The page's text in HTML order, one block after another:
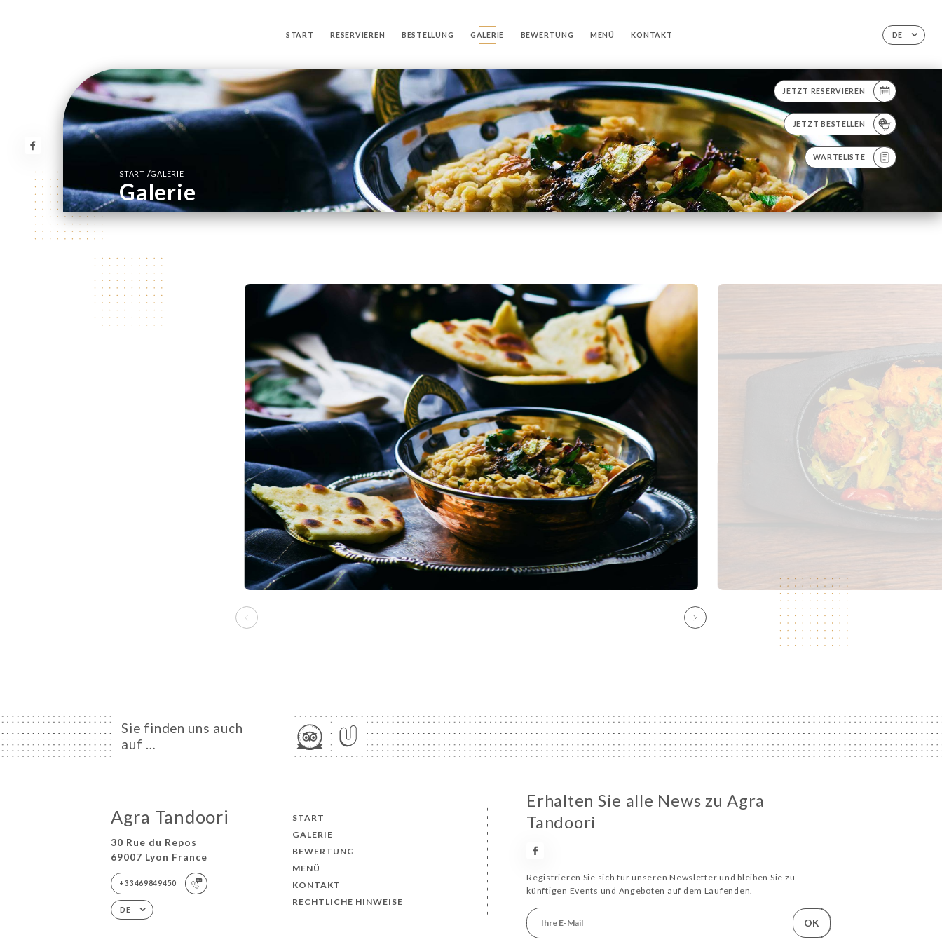
DE
START RESERVIEREN BESTELLUNG GALERIE BEWERTUNG MENÜ KONTAKT
JETZT RESERVIEREN
JETZT BESTELLEN
WARTELISTE
START /GALERIE
Galerie
Sie finden uns auch
auf …
Agra Tandoori
30 Rue du Repos
69007 Lyon France
+33469849450
DE
START
GALERIE
BEWERTUNG
MENÜ
KONTAKT
RECHTLICHE HINWEISE
Erhalten Sie alle News zu Agra
Tandoori
Registrieren Sie sich für unseren Newsletter und bleiben Sie zu
künftigen Events und Angeboten auf dem Laufenden.
OK